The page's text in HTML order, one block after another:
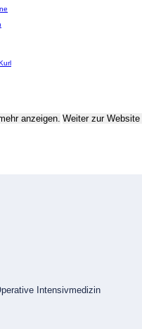
mehr anzeigen. Weiter zur Website
Intensivmedizin